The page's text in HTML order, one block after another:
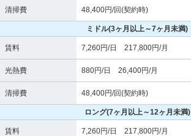
清掃費 48,400円/回(契約時)
ミドル(3ヶ月以上～7ヶ月未満)
賃料 7,260円/日 217,800円/月
光熱費 880円/日 26,400円/月
清掃費 48,400円/回(契約時)
ロング(7ヶ月以上～12ヶ月未満)
賃料 7,260円/日 217,800円/月